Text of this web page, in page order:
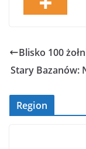
Blisko 100
Stary Bazanów:
Region